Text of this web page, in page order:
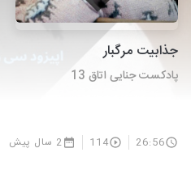
جذابیت مرگبار
پادکست جنایی اتاق 13
26:56
114 2 سال پیش